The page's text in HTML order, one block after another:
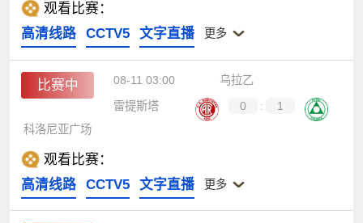
观看比赛：
高清线路
CCTV5 文字直播 更多
比赛中 08-11 03:00
乌拉乙
雷提斯塔
0 :
1
科洛尼亚广场
观看比赛：
高清线路
CCTV5 文字直播 更多